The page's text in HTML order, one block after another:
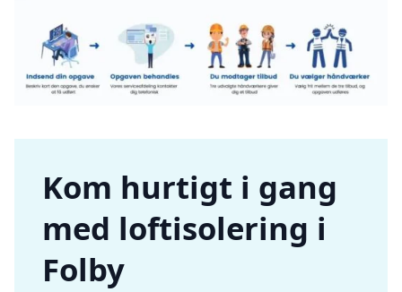
Kom hurtigt i gang
med loftisolering i
Folby